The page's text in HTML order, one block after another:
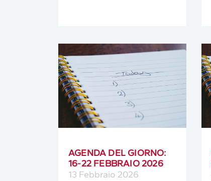
AGENDA DEL GIORNO:
16-22 FEBBRAIO 2026
13 Febbraio 2026